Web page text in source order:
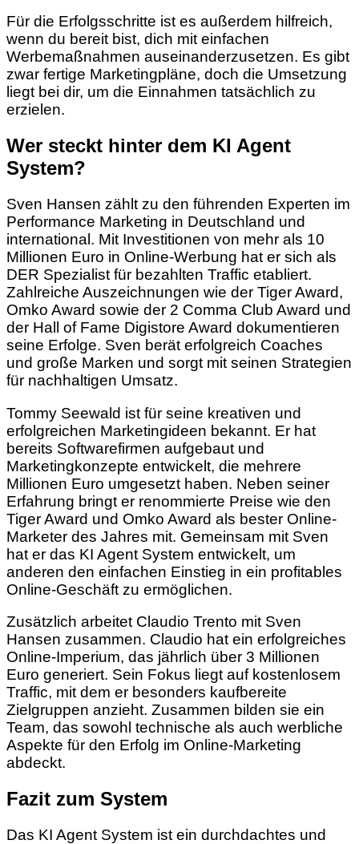
Für die Erfolgsschritte ist es außerdem hilfreich,
wenn du bereit bist, dich mit einfachen
Werbemaßnahmen auseinanderzusetzen. Es gibt
zwar fertige Marketingpläne, doch die Umsetzung
liegt bei dir, um die Einnahmen tatsächlich zu
erzielen.
Wer steckt hinter dem KI Agent
System?
Sven Hansen zählt zu den führenden Experten im
Performance Marketing in Deutschland und
international. Mit Investitionen von mehr als 10
Millionen Euro in Online-Werbung hat er sich als
DER Spezialist für bezahlten Traffic etabliert.
Zahlreiche Auszeichnungen wie der Tiger Award,
Omko Award sowie der 2 Comma Club Award und
der Hall of Fame Digistore Award dokumentieren
seine Erfolge. Sven berät erfolgreich Coaches
und große Marken und sorgt mit seinen Strategien
für nachhaltigen Umsatz.
Tommy Seewald ist für seine kreativen und
erfolgreichen Marketingideen bekannt. Er hat
bereits Softwarefirmen aufgebaut und
Marketingkonzepte entwickelt, die mehrere
Millionen Euro umgesetzt haben. Neben seiner
Erfahrung bringt er renommierte Preise wie den
Tiger Award und Omko Award als bester Online-
Marketer des Jahres mit. Gemeinsam mit Sven
hat er das KI Agent System entwickelt, um
anderen den einfachen Einstieg in ein profitables
Online-Geschäft zu ermöglichen.
Zusätzlich arbeitet Claudio Trento mit Sven
Hansen zusammen. Claudio hat ein erfolgreiches
Online-Imperium, das jährlich über 3 Millionen
Euro generiert. Sein Fokus liegt auf kostenlosem
Traffic, mit dem er besonders kaufbereite
Zielgruppen anzieht. Zusammen bilden sie ein
Team, das sowohl technische als auch werbliche
Aspekte für den Erfolg im Online-Marketing
abdeckt.
Fazit zum System
Das KI Agent System ist ein durchdachtes und